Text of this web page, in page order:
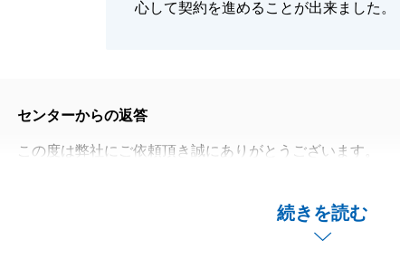
心して契約を進めることが出来ました。
続きを読む
センターからの返答
この度は弊社にご依頼頂き誠にありがとうございます。
また私でお役に立てることがございましたらお気軽にお声